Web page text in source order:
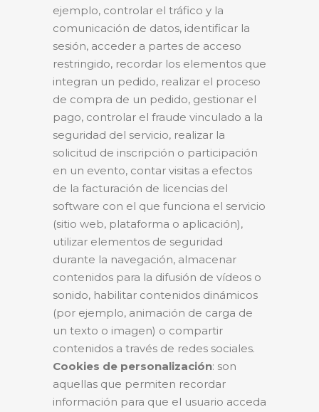
ejemplo, controlar el tráfico y la
comunicación de datos, identificar la
sesión, acceder a partes de acceso
restringido, recordar los elementos que
integran un pedido, realizar el proceso
de compra de un pedido, gestionar el
pago, controlar el fraude vinculado a la
seguridad del servicio, realizar la
solicitud de inscripción o participación
en un evento, contar visitas a efectos
de la facturación de licencias del
software con el que funciona el servicio
(sitio web, plataforma o aplicación),
utilizar elementos de seguridad
durante la navegación, almacenar
contenidos para la difusión de vídeos o
sonido, habilitar contenidos dinámicos
(por ejemplo, animación de carga de
un texto o imagen) o compartir
contenidos a través de redes sociales.
Cookies de personalización: son
aquellas que permiten recordar
información para que el usuario acceda